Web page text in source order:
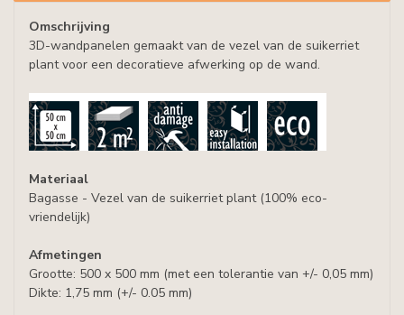
Omschrijving
3D-wandpanelen gemaakt van de vezel van de suikerriet
plant voor een decoratieve afwerking op de wand.
Materiaal
Bagasse - Vezel van de suikerriet plant (100% eco-
vriendelijk)
Afmetingen
Grootte: 500 x 500 mm (met een tolerantie van +/- 0,05 mm)
Dikte: 1,75 mm (+/- 0.05 mm)